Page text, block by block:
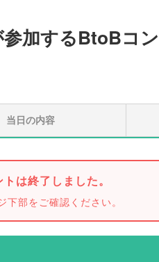
加するBtoBコ
当日の内容
は終了しました。
部をご確認ください。